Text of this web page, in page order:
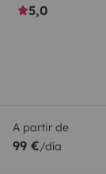
5,0
A partir de
99 €/día